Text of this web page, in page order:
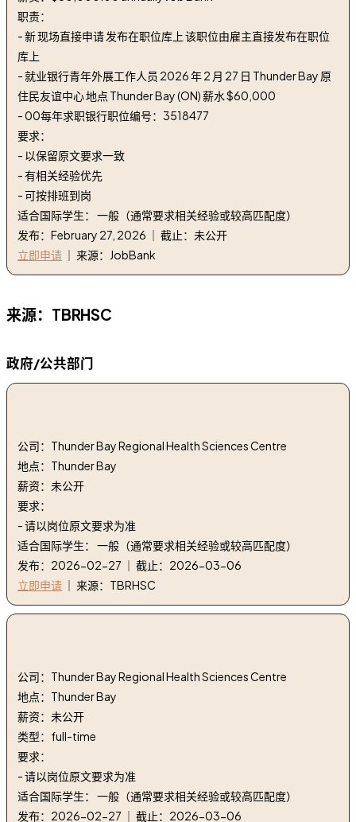
职责：
- 新 现场直接申请 发布在职位库上 该职位由雇主直接发布在职位
库上
- 就业银行青年外展工作人员 2026 年 2 月 27 日 Thunder Bay 原
住民友谊中心 地点 Thunder Bay (ON) 薪水 $60,000
- 00每年求职银行职位编号：3518477
要求：
- 以保留原文要求一致
- 有相关经验优先
- 可按排班到岗
适合国际学生： 一般（通常要求相关经验或较高匹配度）
发布：February 27, 2026 ｜ 截止：未公开
立即申请 ｜ 来源：JobBank
来源：TBRHSC
政府/公共部门
公司：Thunder Bay Regional Health Sciences Centre
地点：Thunder Bay
薪资：未公开
要求：
- 请以岗位原文要求为准
适合国际学生： 一般（通常要求相关经验或较高匹配度）
发布：2026-02-27 ｜ 截止：2026-03-06
立即申请 ｜ 来源：TBRHSC
公司：Thunder Bay Regional Health Sciences Centre
地点：Thunder Bay
薪资：未公开
类型：full-time
要求：
- 请以岗位原文要求为准
适合国际学生： 一般（通常要求相关经验或较高匹配度）
发布：2026-02-27 ｜ 截止：2026-03-06